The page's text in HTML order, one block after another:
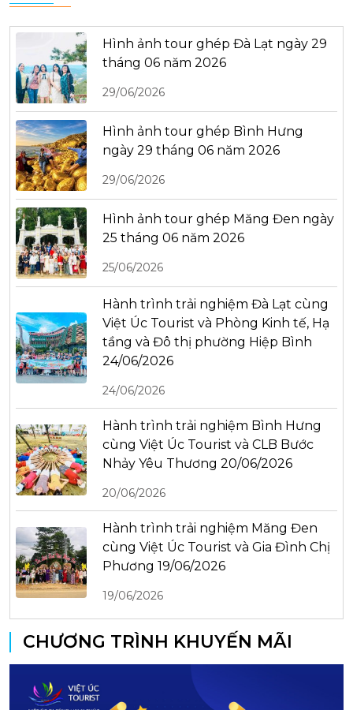
Hình ảnh tour ghép Đà Lạt ngày 29
tháng 06 năm 2026
29/06/2026
Hình ảnh tour ghép Bình Hưng
ngày 29 tháng 06 năm 2026
29/06/2026
Hình ảnh tour ghép Măng Đen ngày
25 tháng 06 năm 2026
25/06/2026
Hành trình trải nghiệm Đà Lạt cùng
Việt Úc Tourist và Phòng Kinh tế, Hạ
tầng và Đô thị phường Hiệp Bình
24/06/2026
24/06/2026
Hành trình trải nghiệm Bình Hưng
cùng Việt Úc Tourist và CLB Bước
Nhảy Yêu Thương 20/06/2026
20/06/2026
Hành trình trải nghiệm Măng Đen
cùng Việt Úc Tourist và Gia Đình Chị
Phương 19/06/2026
19/06/2026
CHƯƠNG TRÌNH KHUYẾN MÃI